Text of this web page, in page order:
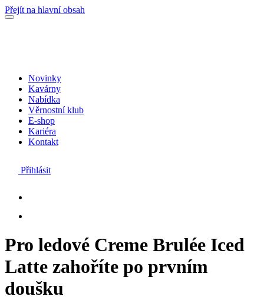
Přejít na hlavní obsah
Novinky
Kavárny
Nabídka
Věrnostní klub
E-shop
Kariéra
Kontakt
Přihlásit
Pro ledové Creme Brulée Iced
Latte zahoříte po prvním
doušku